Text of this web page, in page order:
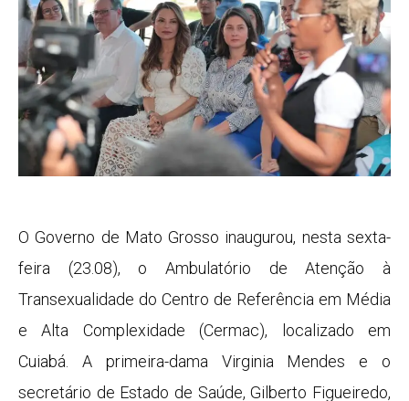
O Governo de Mato Grosso inaugurou, nesta sexta-
feira (23.08), o Ambulatório de Atenção à
Transexualidade do Centro de Referência em Média
e Alta Complexidade (Cermac), localizado em
Cuiabá. A primeira-dama Virginia Mendes e o
secretário de Estado de Saúde, Gilberto Figueiredo,